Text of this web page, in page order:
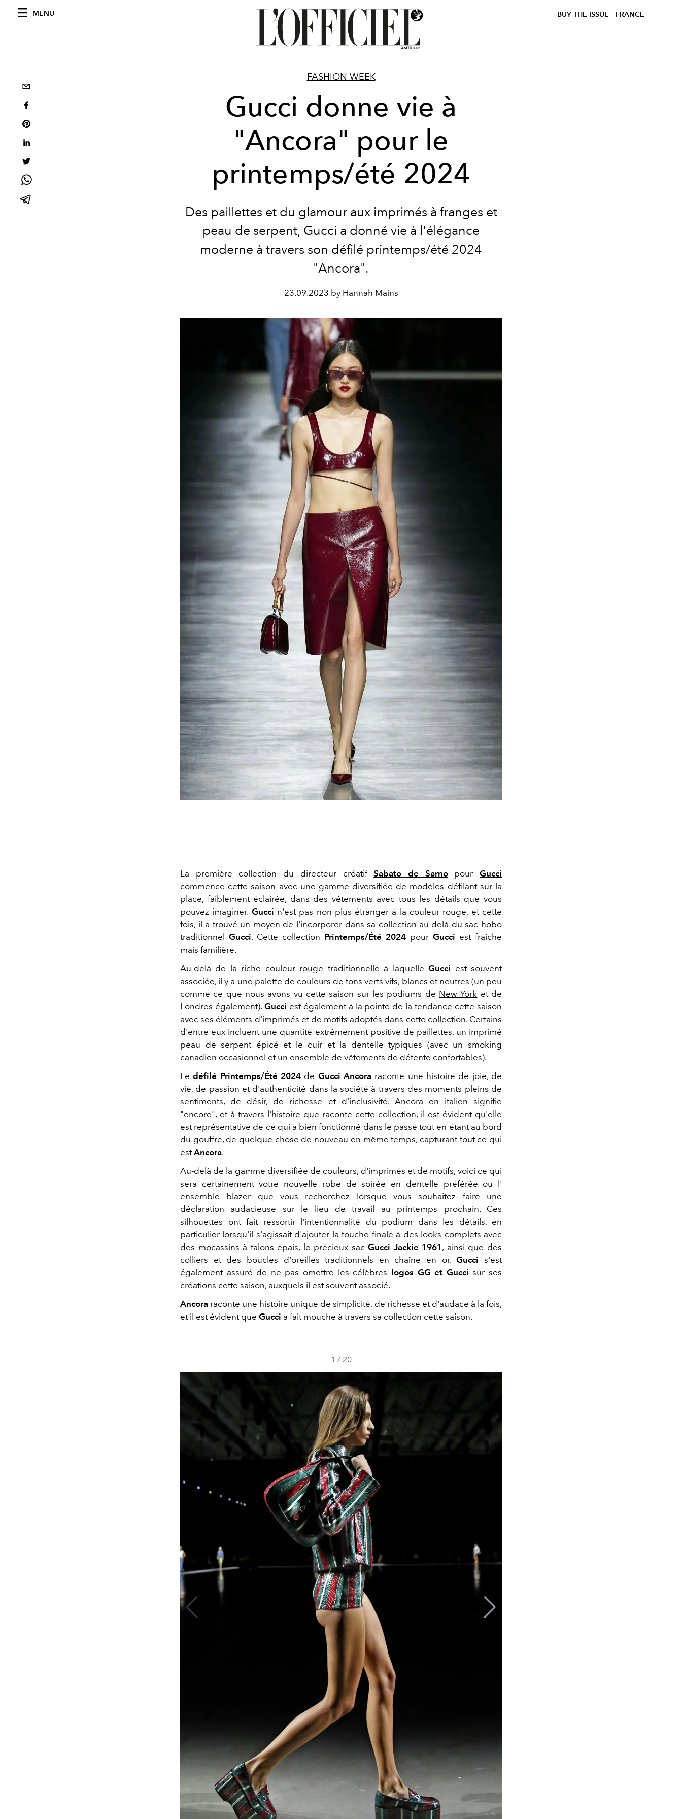
MENU BUY THE ISSUE FRANCE
FASHION WEEK
Gucci donne vie à
"Ancora" pour le
printemps/été 2024
Des paillettes et du glamour aux imprimés à franges et
peau de serpent, Gucci a donné vie à l'élégance
moderne à travers son défilé printemps/été 2024
"Ancora".
23.09.2023 by Hannah Mains
La première collection du directeur créatifSabato de SarnopourGucci
commence cette saison avec une gamme diversifiée de modèles défilant sur la
place, faiblement éclairée, dans des vêtements avec tous les détails que vous
pouvez imaginer. Gucci n'est pas non plus étranger à la couleur rouge, et cette
fois, il a trouvé un moyen de l'incorporer dans sa collection au-delà du sac hobo
traditionnel Gucci. Cette collection Printemps/Été 2024 pour Gucci est fraîche
mais familière.
Au-delà de la riche couleur rouge traditionnelle à laquelleGucci est souvent
associée, il y a une palette de couleurs de tons verts vifs, blancs et neutres (un peu
comme ce que nous avons vu cette saison sur les podiums de New York et de
Londres également). Gucci est également à la pointe de la tendance cette saison
avec ses éléments d'imprimés et de motifs adoptés dans cette collection. Certains
d'entre eux incluent une quantité extrêmement positive de paillettes, un imprimé
peau de serpent épicé et le cuir et la dentelle typiques (avec un smoking
canadien occasionnel et un ensemble de vêtements de détente confortables).
Ledéfilé Printemps/Été 2024 de Gucci Ancora raconte une histoire de joie, de
vie, de passion et d'authenticité dans la société à travers des moments pleins de
sentiments, de désir, de richesse et d'inclusivité. Ancora en italien signifie
"encore", et à travers l'histoire que raconte cette collection, il est évident qu'elle
est représentative de ce qui a bien fonctionné dans le passé tout en étant au bord
du gouffre, de quelque chose de nouveau en même temps, capturant tout ce qui
estAncora.
Au-delà de la gamme diversifiée de couleurs, d'imprimés et de motifs, voici ce qui
sera certainement votre nouvelle robe de soirée en dentelle préférée ou l'
ensemble blazer que vous recherchez lorsque vous souhaitez faire une
déclaration audacieuse sur le lieu de travail au printemps prochain. Ces
silhouettes ont fait ressortir l'intentionnalité du podium dans les détails, en
particulier lorsqu'il s'agissait d'ajouter la touche finale à des looks complets avec
des mocassins à talons épais, le précieux sacGucci Jackie 1961 , ainsi que des
colliers et des boucles d'oreilles traditionnels en chaîne en or.Gucci s'est
également assuré de ne pas omettre les célèbres
logos GG et Guccisur ses
créations cette saison, auxquels il est souvent associé.
Ancora raconte une histoire unique de simplicité, de richesse et d'audace à la fois,
et il est évident que Gucci a fait mouche à travers sa collection cette saison.
1 / 20